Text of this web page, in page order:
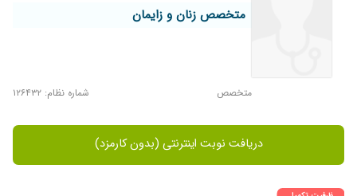
متخصص زنان و زایمان
متخصص شماره نظام: ۱۲۶۴۳۲
دریافت نوبت اینترنتی (بدون کارمزد)